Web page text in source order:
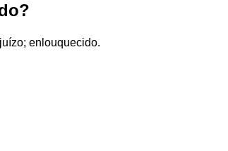
enlouquecido.